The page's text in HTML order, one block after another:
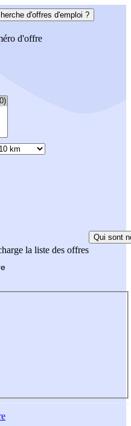
d'offres d'emploi ?
d'offre
la liste des offres
Qui sont